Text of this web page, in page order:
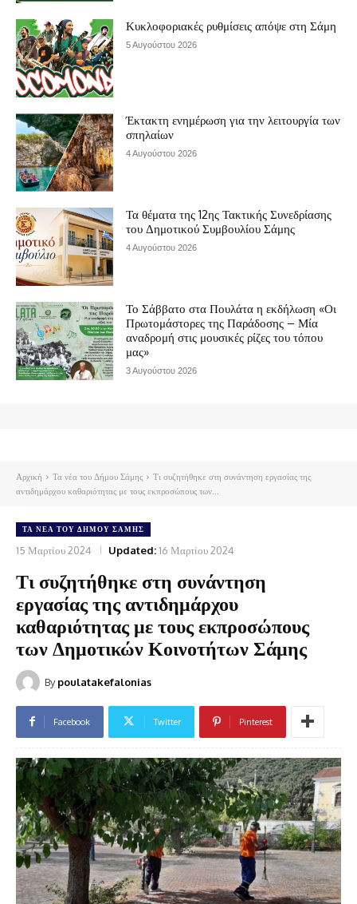
Κυκλοφοριακές ρυθμίσεις απόψε στη Σάμη
5 Αυγούστου 2026
Έκτακτη ενημέρωση για την λειτουργία των
σπηλαίων
4 Αυγούστου 2026
Τα θέματα της 12ης Τακτικής Συνεδρίασης
του Δημοτικού Συμβουλίου Σάμης
4 Αυγούστου 2026
Το Σάββατο στα Πουλάτα η εκδήλωση «Οι
Πρωτομάστορες της Παράδοσης – Μία
αναδρομή στις μουσικές ρίζες του τόπου
μας»
3 Αυγούστου 2026